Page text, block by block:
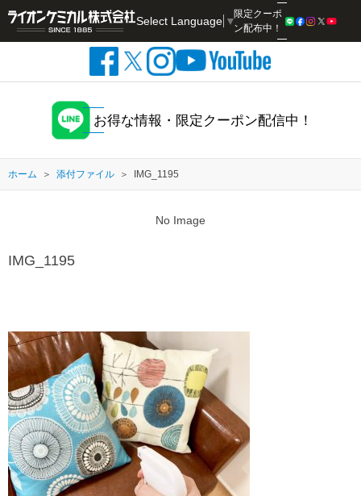
Select Language ▼
限定クーポ
ン配布中！
お得な情報・限定クーポン配信中！
ホーム 添付ファイル IMG_1195
No Image
IMG_1195
検索